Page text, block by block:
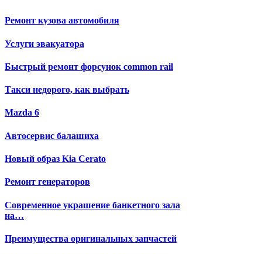
Ремонт кузова автомобиля
Услуги эвакуатора
Быстрый ремонт форсунок common rail
Такси недорого, как выбрать
Mazda 6
Автосервис балашиха
Новый образ Kia Cerato
Ремонт генераторов
Современное украшение банкетного зала
на…
Преимущества оригинальных запчастей